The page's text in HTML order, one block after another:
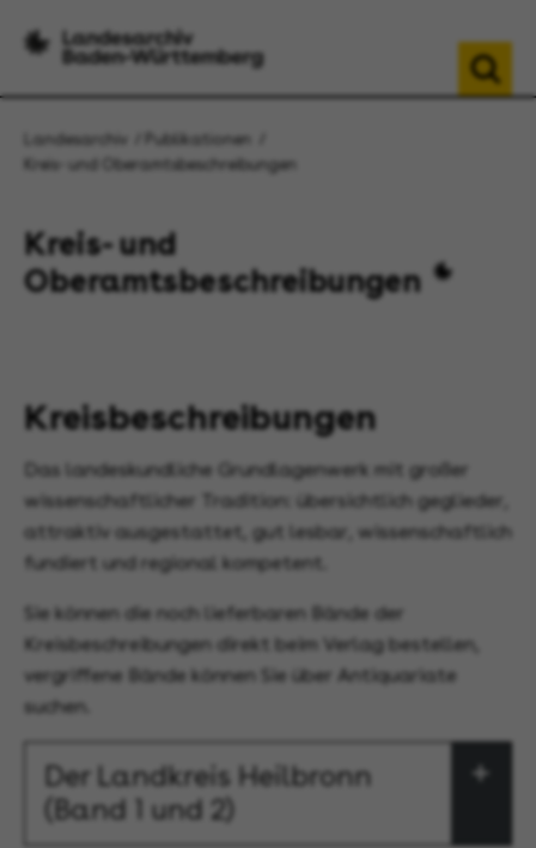
Landesarchiv
Publikationen
Kreis- und Oberamtsbeschreibungen
Kreis- und
Oberamtsbeschreibungen
Kreisbeschreibungen
Das landeskundliche Grundlagenwerk mit großer
wissenschaftlicher Tradition: übersichtlich geglieder,
attraktiv ausgestattet, gut lesbar, wissenschaftlich
fundiert und regional kompetent.
Sie können die noch lieferbaren Bände der
Kreisbeschreibungen direkt beim Verlag bestellen,
vergriffene Bände können Sie über Antiquariate
suchen.
Der Landkreis Heilbronn
(Band 1 und 2)